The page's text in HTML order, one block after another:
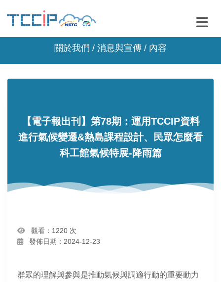
關於我們 / 消息與宣傳 / 內容
【電子報出刊】第78期：運用TCCIP資料
進行氣候變遷&熱島課程設計、民眾怎麼看
科工館氣候特展-降雨篇
觀看：1220 次
發佈日期：2024-12-23
群眾的理解與參與是推動氣候與調適行動的重要動力